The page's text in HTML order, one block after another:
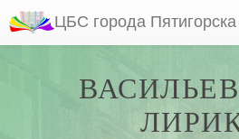
ЦБС города Пятигорска